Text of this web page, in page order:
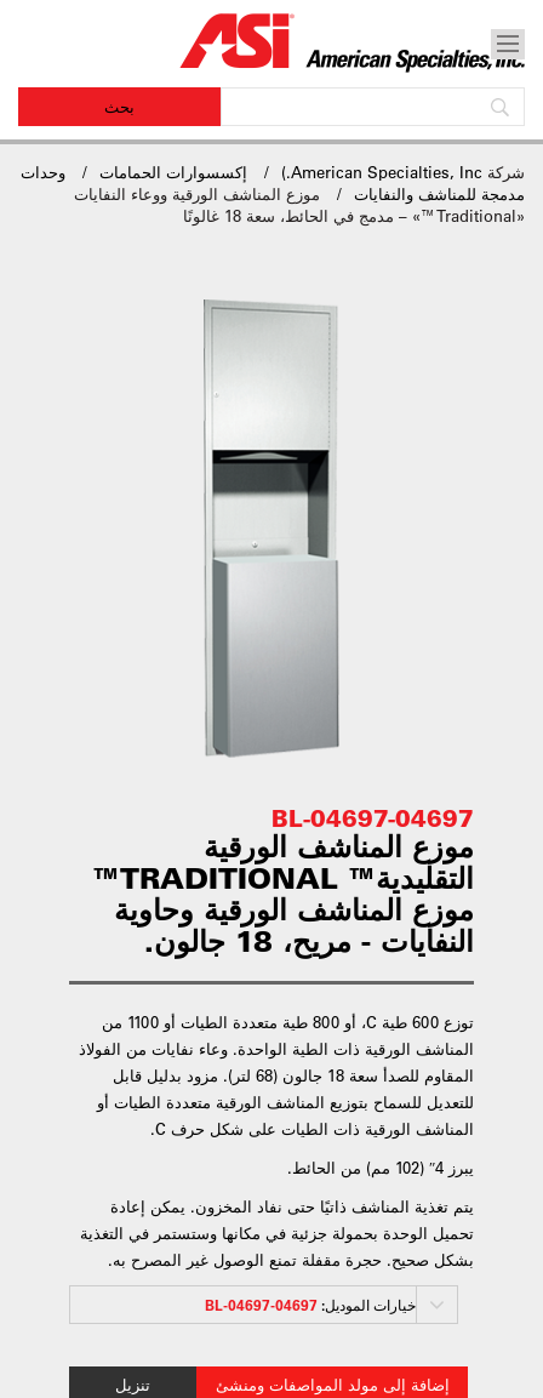
شركة American Specialties, Inc.) إكسسوارات الحمامات
وحدات
مدمجة للمناشف والنفايات
موزع المناشف الورقية ووعاء النفايات
«Traditional™» – مدمج في الحائط، سعة 18 غالونًا
04697-04697-BL
موزع المناشف الورقية
التقليدية™ TRADITIONAL™
موزع المناشف الورقية وحاوية
النفايات - مريح، 18 جالون.
توزع 600 طية C، أو 800 طية متعددة الطيات أو 1100 من
المناشف الورقية ذات الطية الواحدة. وعاء نفايات من الفولاذ
المقاوم للصدأ سعة 18 جالون (68 لتر). مزود بدليل قابل
للتعديل للسماح بتوزيع المناشف الورقية متعددة الطيات أو
المناشف الورقية ذات الطيات على شكل حرف C.
يبرز 4″ (102 مم) من الحائط.
يتم تغذية المناشف ذاتيًا حتى نفاد المخزون. يمكن إعادة
تحميل الوحدة بحمولة جزئية في مكانها وستستمر في التغذية
بشكل صحيح. حجرة مقفلة تمنع الوصول غير المصرح به.
خيارات الموديل:04697-04697-BL
إضافة إلى مولد المواصفات ومنشئ
تنزيل